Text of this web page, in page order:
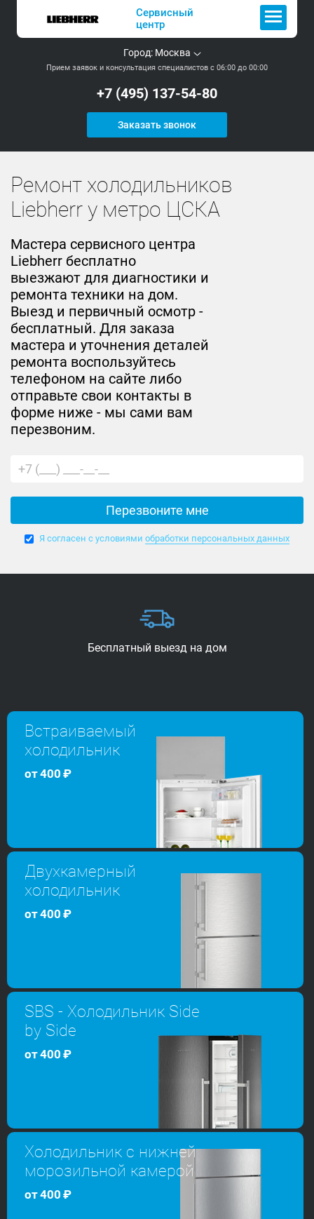
Сервисный
центр
Город: Москва
Прием заявок и консультация специалистов с 06:00 до 00:00
+7 (495) 137-54-80
Заказать звонок
Ремонт холодильников
Liebherr у метро ЦСКА
Мастера сервисного центра
Liebherr бесплатно
выезжают для диагностики и
ремонта техники на дом.
Выезд и первичный осмотр -
бесплатный. Для заказа
мастера и уточнения деталей
ремонта воспользуйтесь
телефоном на сайте либо
отправьте свои контакты в
форме ниже - мы сами вам
перезвоним.
Я согласен с условиями обработки персональных данных
Бесплатный выездна дом
Встраиваемый
холодильник
от400 ₽
Двухкамерный
холодильник
от400 ₽
SBS - Холодильник Side
by Side
от400 ₽
Холодильник с нижней
морозильной камерой
от400 ₽